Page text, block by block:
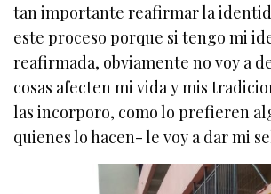
tan importante reafirmar la
este proceso porque si tengo mi
reafirmada, obviamente no voy a
cosas afecten mi vida y mis
las incorporo, como lo prefieren
quienes lo hacen- le voy a dar mi